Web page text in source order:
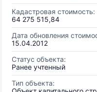
Кадастровая стоимость:
64 275 515,84
Дата обновления
15.04.2012
Статус объекта:
Ранее учтенный
Тип объекта: